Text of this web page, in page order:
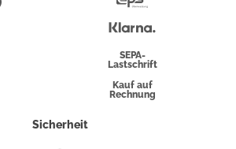
Überweisung
SEPA-
Lastschrift
Kauf auf
Rechnung
Sicherheit